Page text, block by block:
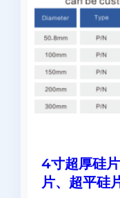
4寸超厚硅
片、超平硅